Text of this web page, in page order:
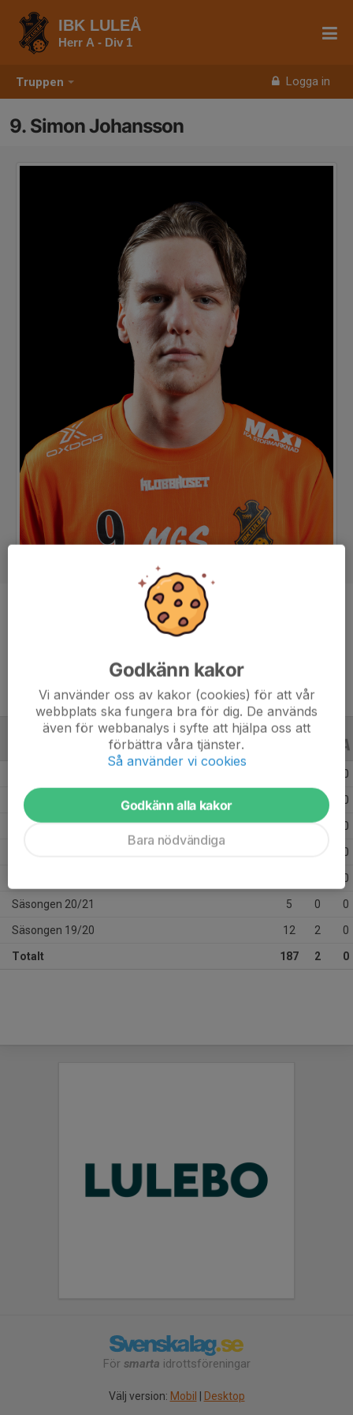
Truppen Logga in
IBK LULEÅ
Herr A - Div 1
9. Simon Johansson
Forward
ALLA ÅR
0
Säsongen 24/25 0
Säsongen 23/24 24 0 0
0
0
Säsongen 20/21 5 0 0
Säsongen 19/20 12 2 0
Totalt 187 2 0
För smarta idrottsföreningar
Välj version: Mobil | Desktop
Godkänn kakor
Vi använder oss av kakor (cookies) för att vår
webbplats ska fungera bra för dig. De används
även för webbanalys i syfte att hjälpa oss att
förbättra våra tjänster.
Så använder vi cookies
Godkänn alla kakor
Bara nödvändiga